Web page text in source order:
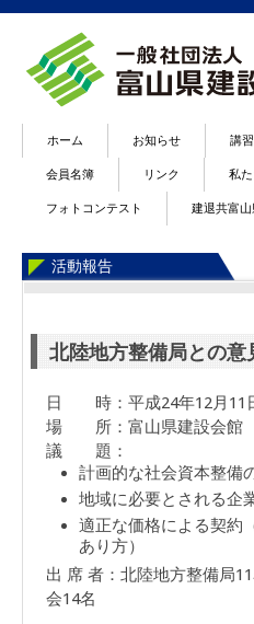
ホーム お知らせ 講
会員名簿 リンク 私
フォトコンテスト 建退共富
活動報告
北陸地方整備局との意
日 時：平成24年12月11
場 所：富山県建設会館
議 題：
計画的な社会資本整備
地域に必要とされる企
適正な価格による契約
あり方）
出 席 者：北陸地方整備局
会14名